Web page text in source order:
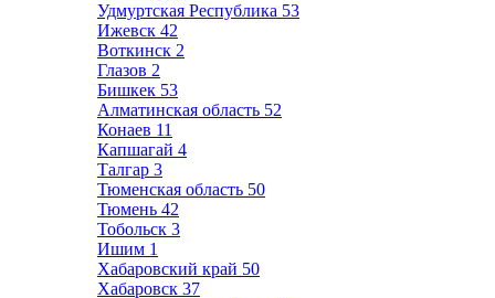
Удмуртская Республика 53
Ижевск 42
Воткинск 2
Глазов 2
Бишкек 53
Алматинская область 52
Конаев 11
Капшагай 4
Талгар 3
Тюменская область 50
Тюмень 42
Тобольск 3
Ишим 1
Хабаровский край 50
Хабаровск 37